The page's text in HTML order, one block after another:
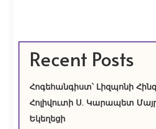
Recent Posts
Հոգեհանգիստ՝ Լիզպոնի
Հոլիվուտի Ս. Կարապետ
Եկեղեցի